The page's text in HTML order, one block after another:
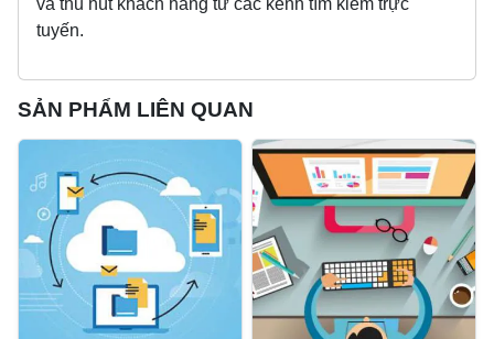
và thu hút khách hàng từ các kênh tìm kiếm trực
tuyến.
SẢN PHẨM LIÊN QUAN